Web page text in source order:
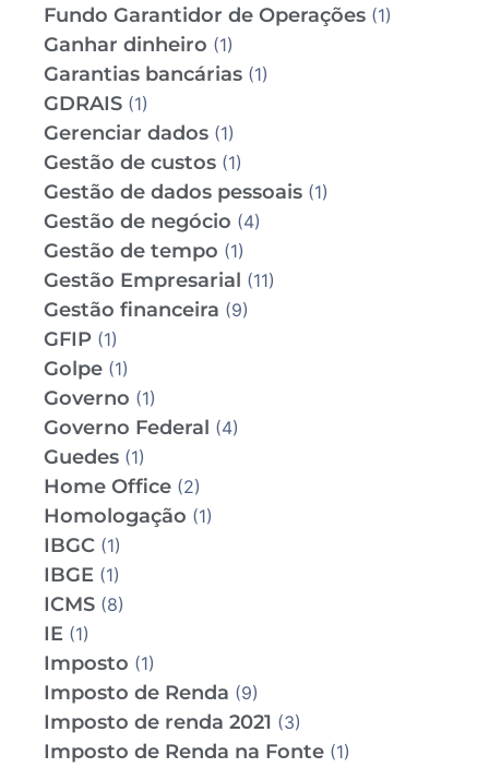
Fundo Garantidor de Operações (1)
Ganhar dinheiro (1)
Garantias bancárias (1)
GDRAIS (1)
Gerenciar dados (1)
Gestão de custos (1)
Gestão de dados pessoais (1)
Gestão de negócio (4)
Gestão de tempo (1)
Gestão Empresarial (11)
Gestão financeira (9)
GFIP (1)
Golpe (1)
Governo (1)
Governo Federal (4)
Guedes (1)
Home Office (2)
Homologação (1)
IBGC (1)
IBGE (1)
ICMS (8)
IE (1)
Imposto (1)
Imposto de Renda (9)
Imposto de renda 2021 (3)
Imposto de Renda na Fonte (1)